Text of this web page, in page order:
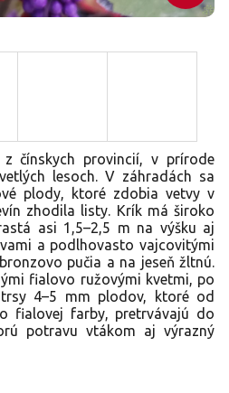
čínskych provincií, v prírode
lesoch. V záhradách sa
plody, ktoré zdobia vetvy v
zhodila listy. Krík má široko
asi 1,5–2,5 m na výšku aj
a podlhovasto vajcovitými
pučia a na jeseň žltnú.
fialovo ružovými kvetmi, po
4–5 mm plodov, ktoré od
fialovej farby, pretrvávajú do
potravu vtákom aj výrazný